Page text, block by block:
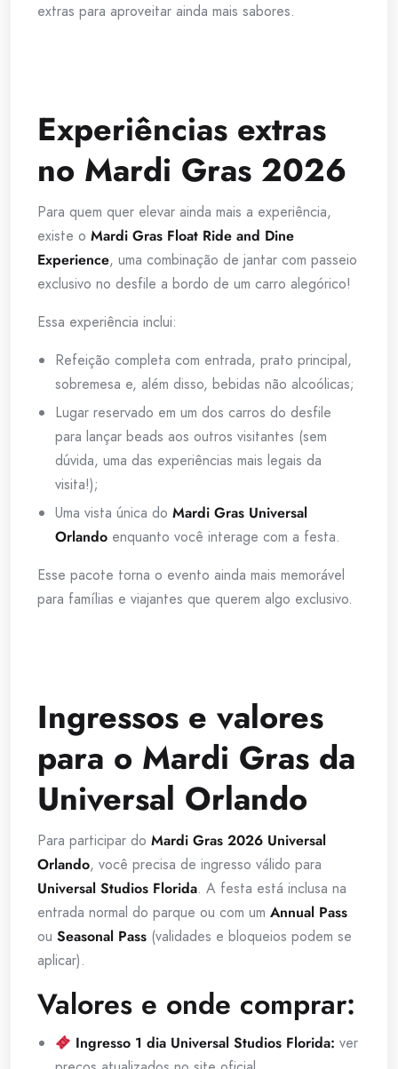
extras para aproveitar ainda mais sabores.
Experiências extras
no Mardi Gras 2026
Para quem quer elevar ainda mais a experiência,
existe o Mardi Gras Float Ride and Dine
Experience, uma combinação de jantar com passeio
exclusivo no desfile a bordo de um carro alegórico!
Essa experiência inclui:
Refeição completa com entrada, prato principal,
sobremesa e, além disso, bebidas não alcoólicas;
Lugar reservado em um dos carros do desfile
para lançar beads aos outros visitantes (sem
dúvida, uma das experiências mais legais da
visita!);
Uma vista única do Mardi Gras Universal
Orlando enquanto você interage com a festa.
Esse pacote torna o evento ainda mais memorável
para famílias e viajantes que querem algo exclusivo.
Ingressos e valores
para o Mardi Gras da
Universal Orlando
Para participar do Mardi Gras 2026 Universal
Orlando, você precisa de ingresso válido para
Universal Studios Florida. A festa está inclusa na
entrada normal do parque ou com um Annual Pass
ou Seasonal Pass (validades e bloqueios podem se
aplicar).
Valores e onde comprar:
Ingresso 1 dia Universal Studios Florida: ver